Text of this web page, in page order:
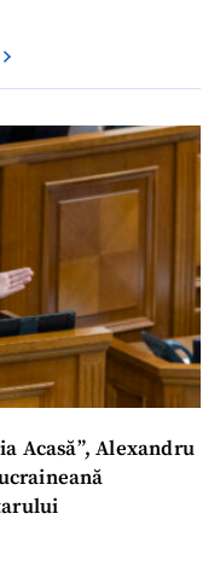
Acasă”, Alexandru